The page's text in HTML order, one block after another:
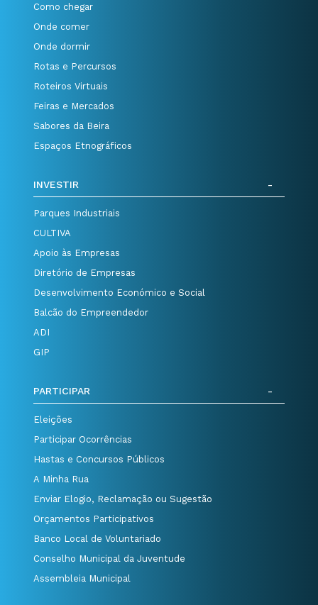
Como chegar
Onde comer
Onde dormir
Rotas e Percursos
Roteiros Virtuais
Feiras e Mercados
Sabores da Beira
Espaços Etnográficos
INVESTIR
Parques Industriais
CULTIVA
Apoio às Empresas
Diretório de Empresas
Desenvolvimento Económico e Social
Balcão do Empreendedor
ADI
GIP
PARTICIPAR
Eleições
Participar Ocorrências
Hastas e Concursos Públicos
A Minha Rua
Enviar Elogio, Reclamação ou Sugestão
Orçamentos Participativos
Banco Local de Voluntariado
Conselho Municipal da Juventude
Assembleia Municipal